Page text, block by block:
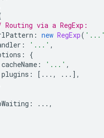
Routing via a RegExp:
: new RegExp( '...'
: '...' ,
:
{
cacheName : '...' ,
plugins : [...,
...],
:
...,